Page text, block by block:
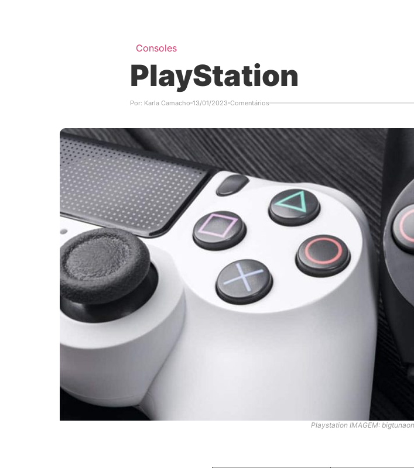
Consoles
PlayStation
Por: Karla Camacho 13/01/2023 Comentários
Playstation IMAGEM: